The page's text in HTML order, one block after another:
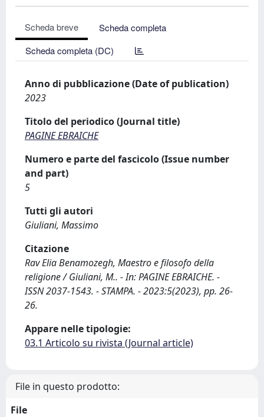
Scheda breve
Scheda completa
Scheda completa (DC)
Anno di pubblicazione (Date of publication)
2023
Titolo del periodico (Journal title)
PAGINE EBRAICHE
Numero e parte del fascicolo (Issue number
and part)
5
Tutti gli autori
Giuliani, Massimo
Citazione
Rav Elia Benamozegh, Maestro e filosofo della
religione / Giuliani, M.. - In: PAGINE EBRAICHE. -
ISSN 2037-1543. - STAMPA. - 2023:5(2023), pp. 26-
26.
Appare nelle tipologie:
03.1 Articolo su rivista (Journal article)
File in questo prodotto:
File